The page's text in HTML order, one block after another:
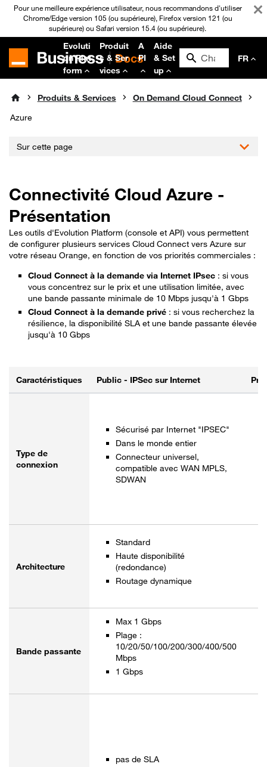
Pour une meilleure expérience utilisateur, nous recommandons d'utiliser
Chrome/Edge version 105 (ou supérieure), Firefox version 121 (ou
supérieure) ou Safari version 15.4 (ou supérieure).
Evoluti
on Plat
form
Produit
s & Ser
vices
A
PI
Aide
& Set
up
FR
Produits & Services
On Demand Cloud Connect
Azure
Sur cette page
Connectivité Cloud Azure -
Présentation
Les outils d'Evolution Platform (console et API) vous permettent
de configurer plusieurs services Cloud Connect vers Azure sur
votre réseau Orange, en fonction de vos priorités commerciales :
Cloud Connect à la demande via Internet IPsec : si vous
vous concentrez sur le prix et une utilisation limitée, avec
une bande passante minimale de 10 Mbps jusqu'à 1 Gbps
Cloud Connect à la demande privé : si vous recherchez la
résilience, la disponibilité SLA et une bande passante élevée
jusqu'à 10 Gbps
Caractéristiques Public - IPSec sur Internet
Type de
connexion
Sécurisé par Internet "IPSEC"
Dans le monde entier
Connecteur universel,
compatible avec WAN MPLS,
SDWAN
Architecture
Standard
Haute disponibilité
(redondance)
Routage dynamique
Bande passante
Max 1 Gbps
Plage :
10/20/50/100/200/300/400/500
Mbps
1 Gbps
pas de SLA